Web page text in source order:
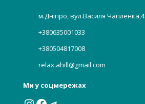
м.Дніпро, вул.Василя Чапленка,4
+380635001033
+380504817008
relax.ahill@gmail.com
Ми у соцмережах